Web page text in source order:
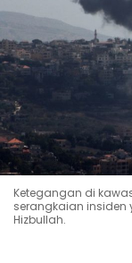
Ketegangan di
serangkaian insiden
Hizbullah.